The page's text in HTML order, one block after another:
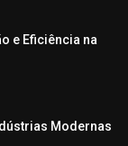
e Eficiência na
Modernas